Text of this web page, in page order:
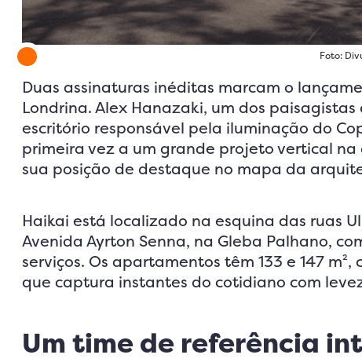
Foto:
Duas assinaturas inéditas marcam o
Londrina. Alex Hanazaki, um dos
escritório responsável pela iluminação do
primeira vez a um grande projeto vertical
sua posição de destaque no mapa da
Haikai está localizado na esquina das ruas
Avenida Ayrton Senna, na Gleba Palhano,
serviços. Os apartamentos têm 133 e 147
que captura instantes do cotidiano com
Um time de referência